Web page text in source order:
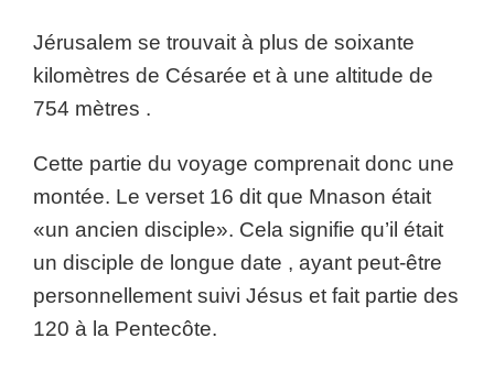
Jérusalem se trouvait à plus de soixante
kilomètres de Césarée et à une altitude de
754 mètres .
Cette partie du voyage comprenait donc une
montée. Le verset 16 dit que Mnason était
«un ancien disciple». Cela signifie qu’il était
un disciple de longue date , ayant peut-être
personnellement suivi Jésus et fait partie des
120 à la Pentecôte.